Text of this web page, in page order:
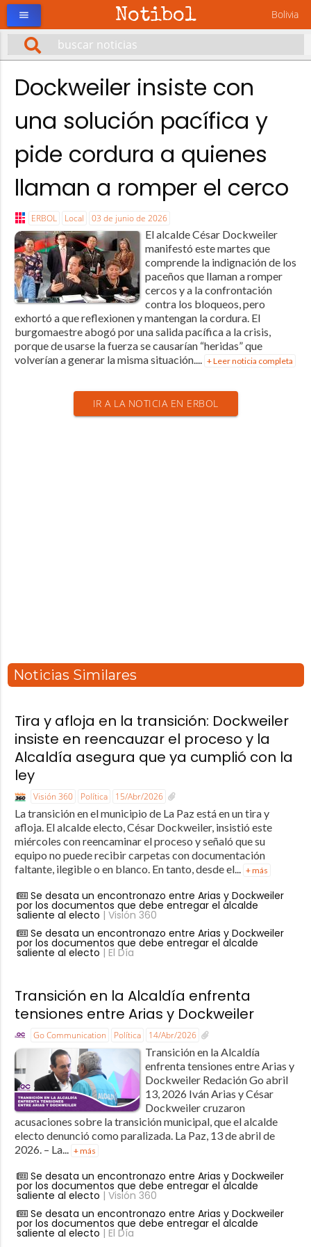
Notibol Bolivia
menu
Dockweiler insiste con
una solución pacífica y
pide cordura a quienes
llaman a romper el cerco
ERBOL Local 03 de junio de 2026
El alcalde César Dockweiler
manifestó este martes que
comprende la indignación de los
paceños que llaman a romper
cercos y a la confrontación
contra los bloqueos, pero
exhortó a que reflexionen y mantengan la cordura. El
burgomaestre abogó por una salida pacífica a la crisis,
porque de usarse la fuerza se causarían “heridas” que
volverían a generar la misma situación.... + Leer noticia completa
IR A LA NOTICIA EN ERBOL
Noticias Similares
Tira y afloja en la transición: Dockweiler
insiste en reencauzar el proceso y la
Alcaldía asegura que ya cumplió con la
ley
Visión 360 Política 15/Abr/2026
La transición en el municipio de La Paz está en un tira y
afloja. El alcalde electo, César Dockweiler, insistió este
miércoles con reencaminar el proceso y señaló que su
equipo no puede recibir carpetas con documentación
faltante, ilegible o en blanco. En tanto, desde el... + más
Se desata un encontronazo entre Arias y Dockweiler
por los documentos que debe entregar el alcalde
saliente al electo | Visión 360
Se desata un encontronazo entre Arias y Dockweiler
por los documentos que debe entregar el alcalde
saliente al electo | El Día
Transición en la Alcaldía enfrenta
tensiones entre Arias y Dockweiler
Go Communication Política 14/Abr/2026
Transición en la Alcaldía
enfrenta tensiones entre Arias y
Dockweiler Redación Go abril
13, 2026 Iván Arias y César
Dockweiler cruzaron
acusaciones sobre la transición municipal, que el alcalde
electo denunció como paralizada. La Paz, 13 de abril de
2026. – La...
+ más
Se desata un encontronazo entre Arias y Dockweiler
por los documentos que debe entregar el alcalde
saliente al electo | Visión 360
Se desata un encontronazo entre Arias y Dockweiler
por los documentos que debe entregar el alcalde
saliente al electo | El Día